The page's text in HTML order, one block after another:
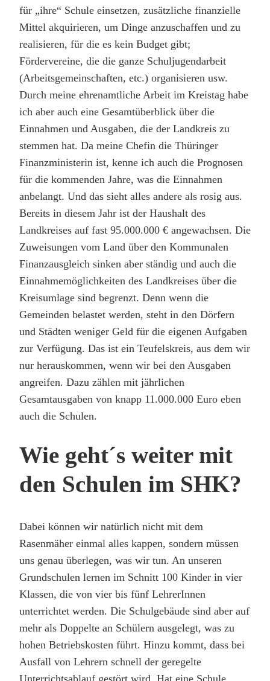
für „ihre“ Schule einsetzen, zusätzliche finanzielle
Mittel akquirieren, um Dinge anzuschaffen und zu
realisieren, für die es kein Budget gibt;
Fördervereine, die die ganze Schuljugendarbeit
(Arbeitsgemeinschaften, etc.) organisieren usw.
Durch meine ehrenamtliche Arbeit im Kreistag habe
ich aber auch eine Gesamtüberblick über die
Einnahmen und Ausgaben, die der Landkreis zu
stemmen hat. Da meine Chefin die Thüringer
Finanzministerin ist, kenne ich auch die Prognosen
für die kommenden Jahre, was die Einnahmen
anbelangt. Und das sieht alles andere als rosig aus.
Bereits in diesem Jahr ist der Haushalt des
Landkreises auf fast 95.000.000 € angewachsen. Die
Zuweisungen vom Land über den Kommunalen
Finanzausgleich sinken aber ständig und auch die
Einnahmemöglichkeiten des Landkreises über die
Kreisumlage sind begrenzt. Denn wenn die
Gemeinden belastet werden, steht in den Dörfern
und Städten weniger Geld für die eigenen Aufgaben
zur Verfügung. Das ist ein Teufelskreis, aus dem wir
nur herauskommen, wenn wir bei den Ausgaben
angreifen. Dazu zählen mit jährlichen
Gesamtausgaben von knapp 11.000.000 Euro eben
auch die Schulen.
Wie geht´s weiter mit
den Schulen im SHK?
Dabei können wir natürlich nicht mit dem
Rasenmäher einmal alles kappen, sondern müssen
uns genau überlegen, was wir tun. An unseren
Grundschulen lernen im Schnitt 100 Kinder in vier
Klassen, die von vier bis fünf LehrerInnen
unterrichtet werden. Die Schulgebäude sind aber auf
mehr als Doppelte an Schülern ausgelegt, was zu
hohen Betriebskosten führt. Hinzu kommt, dass bei
Ausfall von Lehrern schnell der geregelte